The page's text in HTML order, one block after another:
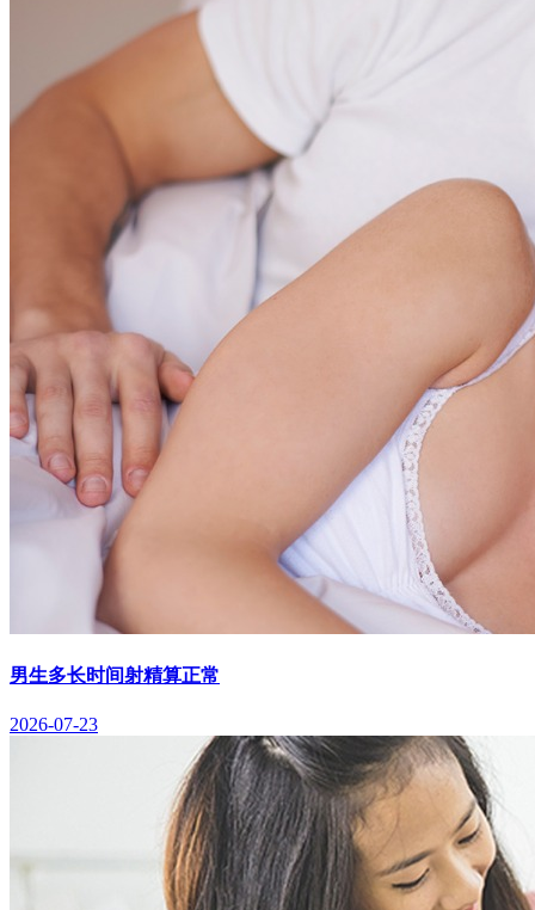
男生多长时间射精算正常
2026-07-23